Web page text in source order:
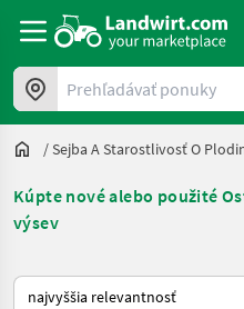
Prehľadávať ponuky
/Sejba A Starostlivosť O
Kúpte nové alebo použité
výsev
Takto sa vykonáva triedenie na